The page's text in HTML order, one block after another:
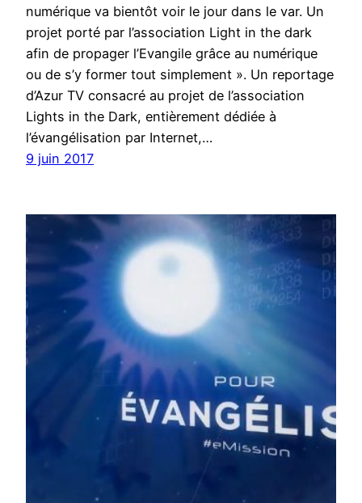
numérique va bientôt voir le jour dans le var. Un
projet porté par l’association Light in the dark
afin de propager l’Evangile grâce au numérique
ou de s’y former tout simplement ». Un reportage
d’Azur TV consacré au projet de l’association
Lights in the Dark, entièrement dédiée à
l’évangélisation par Internet,…
9 juin 2017